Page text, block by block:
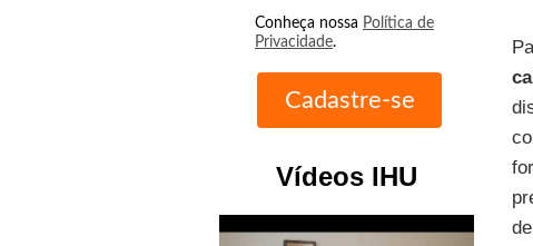
Conheça nossa Política de
Privacidade.
Vídeos IHU